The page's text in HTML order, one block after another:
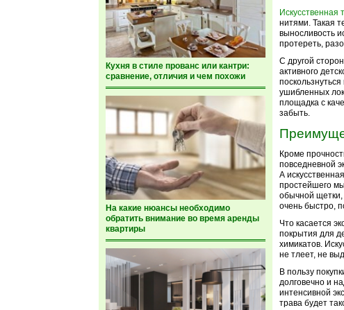
Кухня в стиле прованс или кантри:
сравнение, отличия и чем похожи
На какие нюансы необходимо
обратить внимание во время аренды
квартиры
Искусственная
нитями. Такая
выносливость
протереть,
С другой
активного
ушибленных
площадка с
забыть.
Кроме
повседневной
А
простейшего
обычной
очень быстро,
Что касается
покрытия для
химикатов.
не тлеет, не
В пользу
долговечно и
интенсивной
трава будет